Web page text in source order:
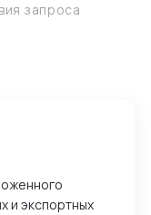
запроса
и экспортных